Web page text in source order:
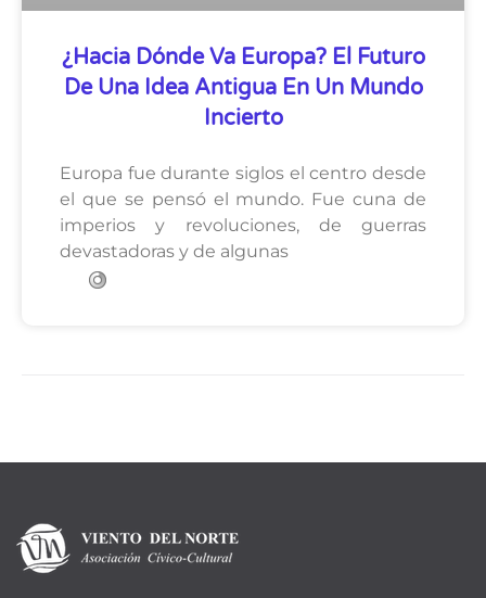
¿Hacia Dónde Va Europa? El Futuro
De Una Idea Antigua En Un Mundo
Incierto
Europa fue durante siglos el centro desde
el que se pensó el mundo. Fue cuna de
imperios y revoluciones, de guerras
devastadoras y de algunas